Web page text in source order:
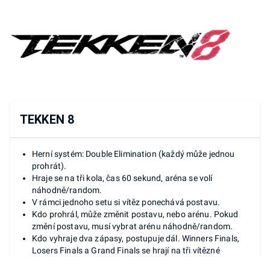
TEKKEN 8
Herní systém: Double Elimination (každý může jednou
prohrát).
Hraje se na tři kola, čas 60 sekund, aréna se volí
náhodně/random.
V rámci jednoho setu si vítěz ponechává postavu.
Kdo prohrál, může změnit postavu, nebo arénu. Pokud
změní postavu, musí vybrat arénu náhodně/random.
Kdo vyhraje dva zápasy, postupuje dál. Winners Finals,
Losers Finals a Grand Finals se hrají na tři vítězné